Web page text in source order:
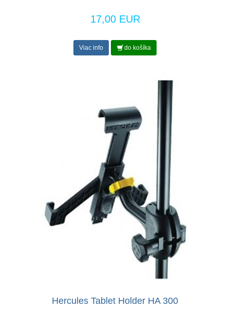
17,00 EUR
Viac info do košíka
Hercules Tablet Holder HA 300